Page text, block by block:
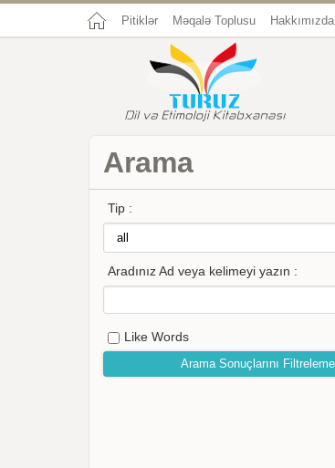
Pitiklər Məqalə Toplusu Hakkımızda
Arama
Tip :
Aradınız Ad veya kelimeyi yazın :
Like Words